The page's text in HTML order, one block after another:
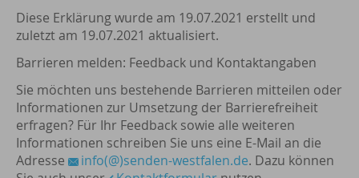
Diese Erklärung wurde am 19.07.2021 erstellt und
zuletzt am 19.07.2021 aktualisiert.
Barrieren melden: Feedback und Kontaktangaben
Sie möchten uns bestehende Barrieren mitteilen oder
Informationen zur Umsetzung der Barrierefreiheit
erfragen? Für Ihr Feedback sowie alle weiteren
Informationen schreiben Sie uns eine E-Mail an die
Adresse
info(@)senden-westfalen.de. Dazu können